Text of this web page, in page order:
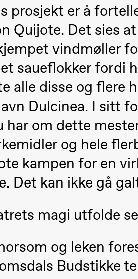
Lille scene
Store scene
prosjekt er å
Quijote. Det sies
vindmøller
saueflokker fordi
alle disse og flere
Dulcinea. I sitt
har om dette
og hele
kampen for en
Det kan ikke gå
magi utfolde
og leken
Budstikke